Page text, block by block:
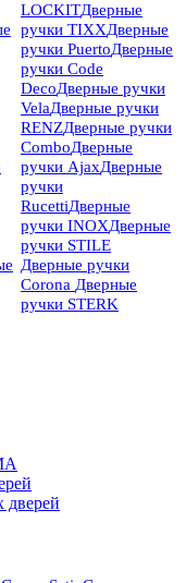
LOCKITДверные
ручки TIXXДверные
ручки PuertoДверные
ручки Code
DecoДверные ручки
VelaДверные ручки
RENZДверные ручки
ComboДверные
ручки AjaxДверные
ручки
RucettiДверные
ручки INOXДверные
ручки STILE
Дверные ручки
Corona Дверные
ручки STERK
дверей